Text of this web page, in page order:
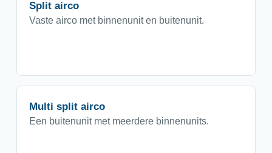
Split airco
Vaste airco met binnenunit en buitenunit.
Multi split airco
Een buitenunit met meerdere binnenunits.